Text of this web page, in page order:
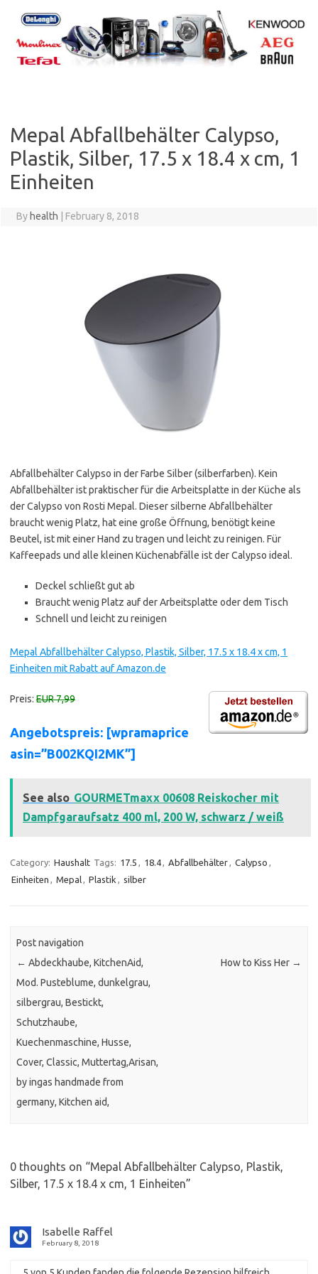
content
Mepal Abfallbehälter Calypso,
Plastik, Silber, 17.5 x 18.4 x cm, 1
Einheiten
By health February 8, 2018
Abfallbehälter Calypso in der Farbe Silber (silberfarben). Kein
Abfallbehälter ist praktischer für die Arbeitsplatte in der Küche als
der Calypso von Rosti Mepal. Dieser silberne Abfallbehälter
braucht wenig Platz, hat eine große Öffnung, benötigt keine
Beutel, ist mit einer Hand zu tragen und leicht zu reinigen. Für
Kaffeepads und alle kleinen Küchenabfälle ist der Calypso ideal.
Deckel schließt gut ab
Braucht wenig Platz auf der Arbeitsplatte oder dem Tisch
Schnell und leicht zu reinigen
Mepal Abfallbehälter Calypso, Plastik, Silber, 17.5 x 18.4 x cm, 1
Einheiten mit Rabatt auf Amazon.de
Preis: EUR 7,99
Angebotspreis: [wpramaprice
asin=”B002KQI2MK”]
See also GOURMETmaxx 00608 Reiskocher mit
Dampfgaraufsatz 400 ml, 200 W, schwarz / weiß
Category: Haushalt Tags: 17.5 , 18.4, Abfallbehälter, Calypso ,
Einheiten , Mepal, Plastik , silber
Post navigation
← Abdeckhaube, KitchenAid,
Mod. Pusteblume, dunkelgrau,
silbergrau, Bestickt,
Schutzhaube,
Kuechenmaschine, Husse,
Cover, Classic, Muttertag,Arisan,
by ingas handmade from
germany, Kitchen aid,
How to Kiss Her →
0 thoughts on “Mepal Abfallbehälter Calypso, Plastik,
Silber, 17.5 x 18.4 x cm, 1 Einheiten”
Isabelle Raffel
February 8, 2018